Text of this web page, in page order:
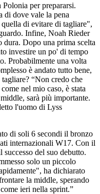
per prepararsi.
di dove vale la pena
di evitare di tagliare",
Infine, Noah Rieder
dura. Dopo una prima scelta
investire un po' di tempo
Probabilmente una volta
è andato tutto bene,
“Non credo che
nel mio caso, è stata
sarà più importante.
l'uomo di Lyss
di soli 6 secondi il bronzo
internazionali W17. Con il
del suo debutto.
solo un piccolo
ha dichiarato
la middle, sperando
ieri nella sprint.”